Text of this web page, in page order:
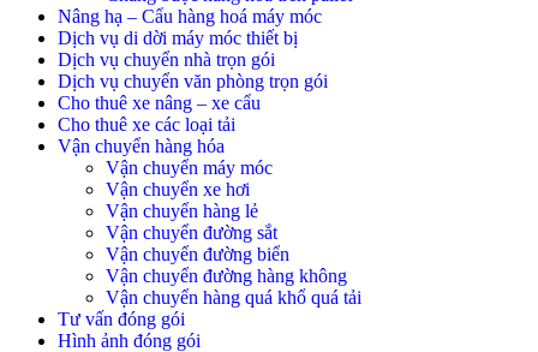
Nâng hạ – Cẩu hàng hoá máy móc
Dịch vụ di dời máy móc thiết bị
Dịch vụ chuyển nhà trọn gói
Dịch vụ chuyển văn phòng trọn gói
Cho thuê xe nâng – xe cẩu
Cho thuê xe các loại tải
Vận chuyển hàng hóa
Vận chuyển máy móc
Vận chuyển xe hơi
Vận chuyển hàng lẻ
Vận chuyển đường sắt
Vận chuyển đường biển
Vận chuyển đường hàng không
Vận chuyển hàng quá khổ quá tải
Tư vấn đóng gói
Hình ảnh đóng gói